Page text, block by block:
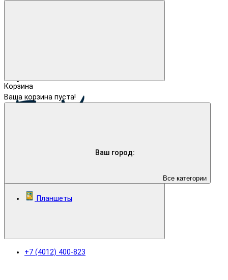
Ваш город:
+7 (4012) 400-823
Корзина
Ваша корзина пуста!
Все категории
Планшеты